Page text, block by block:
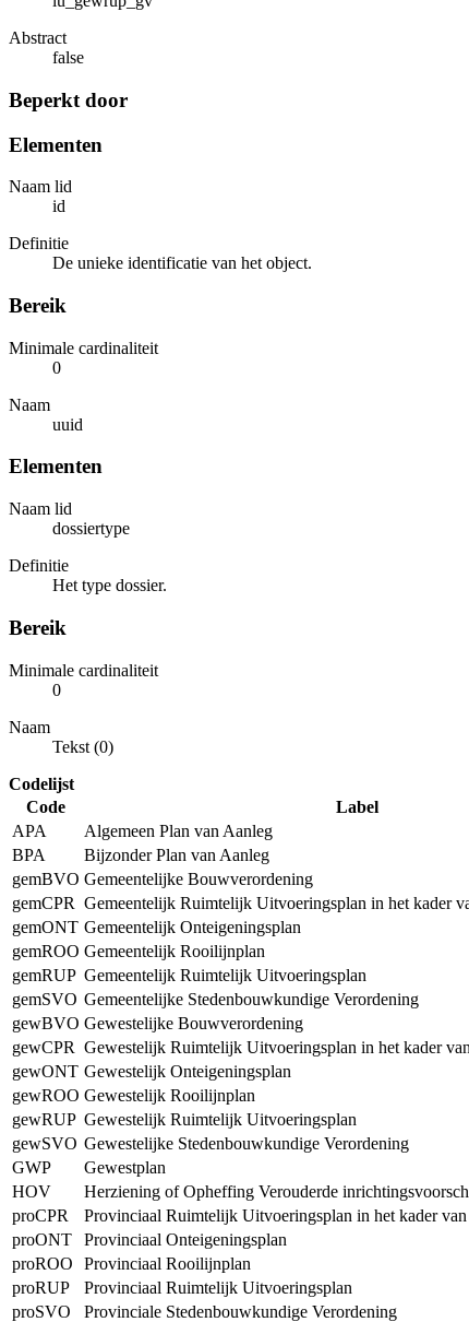
Abstract
false
Beperkt door
Elementen
Naam lid
id
Definitie
De unieke identificatie van het object.
Bereik
Minimale cardinaliteit
0
Naam
uuid
Elementen
Naam lid
dossiertype
Definitie
Het type dossier.
Bereik
Minimale cardinaliteit
0
Naam
Tekst (0)
Codelijst
Code
Label
APA
Algemeen Plan van Aanleg
BPA
Bijzonder Plan van Aanleg
gemBVO Gemeentelijke Bouwverordening
gemCPR Gemeentelijk Ruimtelijk Uitvoeringsplan in het kader
gemONT Gemeentelijk Onteigeningsplan
gemROO Gemeentelijk Rooilijnplan
gemRUP Gemeentelijk Ruimtelijk Uitvoeringsplan
gemSVO Gemeentelijke Stedenbouwkundige Verordening
gewBVO Gewestelijke Bouwverordening
gewCPR Gewestelijk Ruimtelijk Uitvoeringsplan in het kader
gewONT Gewestelijk Onteigeningsplan
gewROO Gewestelijk Rooilijnplan
gewRUP Gewestelijk Ruimtelijk Uitvoeringsplan
gewSVO Gewestelijke Stedenbouwkundige Verordening
GWP
Gewestplan
HOV
Herziening of Opheffing Verouderde
proCPR
Provinciaal Ruimtelijk Uitvoeringsplan in het kader
proONT
Provinciaal Onteigeningsplan
proROO
Provinciaal Rooilijnplan
proRUP
Provinciaal Ruimtelijk Uitvoeringsplan
proSVO
Provinciale Stedenbouwkundige Verordening